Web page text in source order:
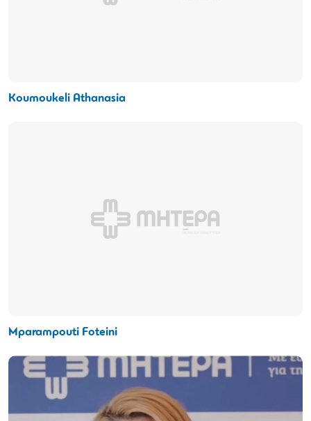
Koumoukeli Athanasia
Mparampouti Foteini